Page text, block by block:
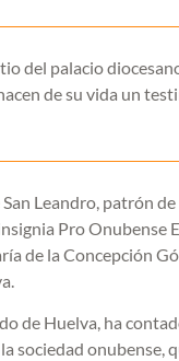
del palacio
de su vida un
Leandro, patrón
Pro Onubense
de la Concepción
de Huelva, ha
sociedad onubense,